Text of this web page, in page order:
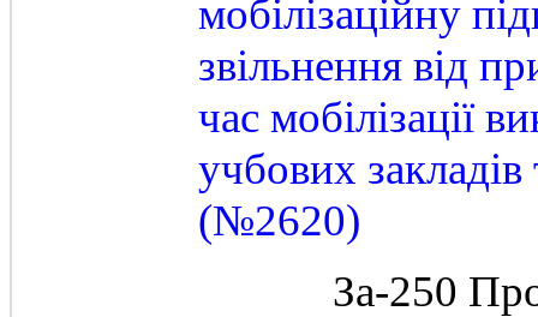
мобілізаційну
звільнення від
час мобілізації
учбових закладів
(№2620)
За-250